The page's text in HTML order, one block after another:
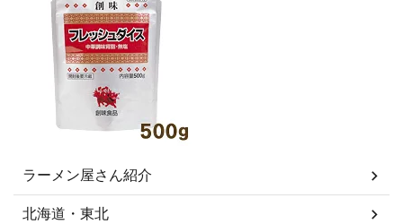
ラーメン屋さん紹介
北海道・東北